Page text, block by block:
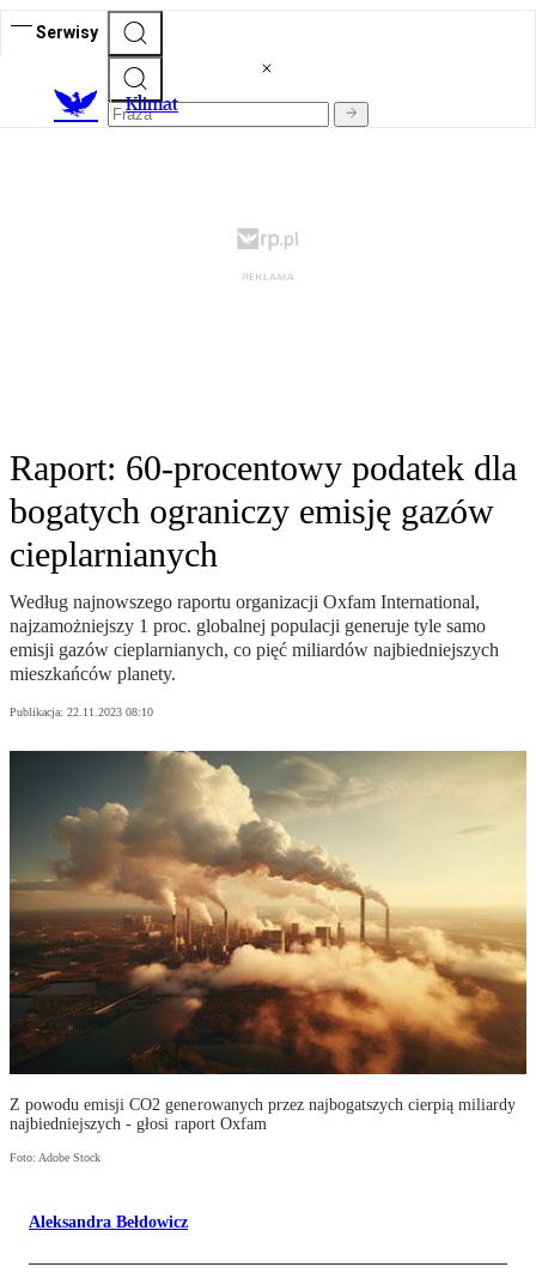
Serwisy
Klimat
Raport: 60-procentowy podatek dla
bogatych ograniczy emisję gazów
cieplarnianych
Według najnowszego raportu organizacji Oxfam International,
najzamożniejszy 1 proc. globalnej populacji generuje tyle samo
emisji gazów cieplarnianych, co pięć miliardów najbiedniejszych
mieszkańców planety.
Publikacja: 22.11.2023 08:10
Z powodu emisji CO2 generowanych przez najbogatszych cierpią miliardy
najbiedniejszych - głosi raport Oxfam
Foto: Adobe Stock
Aleksandra Bełdowicz